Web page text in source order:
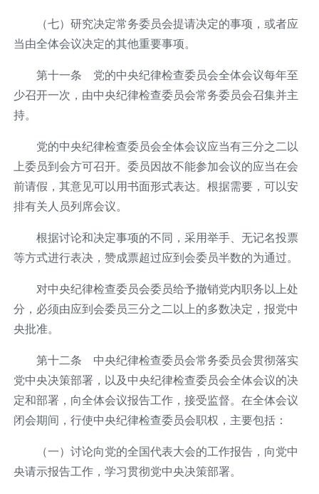
（七）研究决定常务委员会提请决定的事项，或者应
当由全体会议决定的其他重要事项。
第十一条 党的中央纪律检查委员会全体会议每年至
少召开一次，由中央纪律检查委员会常务委员会召集并主
持。
党的中央纪律检查委员会全体会议应当有三分之二以
上委员到会方可召开。委员因故不能参加会议的应当在会
前请假，其意见可以用书面形式表达。根据需要，可以安
排有关人员列席会议。
根据讨论和决定事项的不同，采用举手、无记名投票
等方式进行表决，赞成票超过应到会委员半数的为通过。
对中央纪律检查委员会委员给予撤销党内职务以上处
分，必须由应到会委员三分之二以上的多数决定，报党中
央批准。
第十二条 中央纪律检查委员会常务委员会贯彻落实
党中央决策部署，以及中央纪律检查委员会全体会议的决
定和部署，向全体会议报告工作，接受监督。在全体会议
闭会期间，行使中央纪律检查委员会职权，主要包括：
（一）讨论向党的全国代表大会的工作报告，向党中
央请示报告工作，学习贯彻党中央决策部署。